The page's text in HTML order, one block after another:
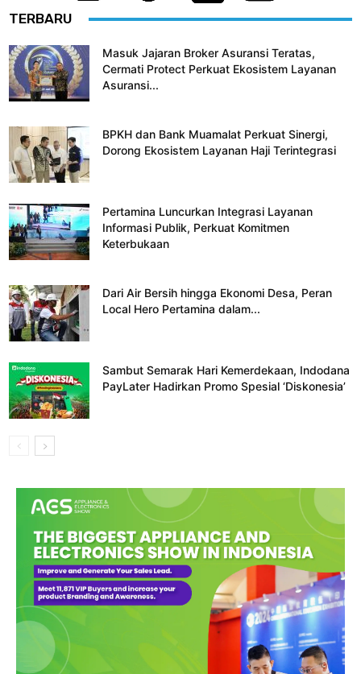
TERBARU
Masuk Jajaran Broker Asuransi Teratas,
Cermati Protect Perkuat Ekosistem Layanan
Asuransi...
BPKH dan Bank Muamalat Perkuat Sinergi,
Dorong Ekosistem Layanan Haji Terintegrasi
Pertamina Luncurkan Integrasi Layanan
Informasi Publik, Perkuat Komitmen
Keterbukaan
Dari Air Bersih hingga Ekonomi Desa, Peran
Local Hero Pertamina dalam...
Sambut Semarak Hari Kemerdekaan, Indodana
PayLater Hadirkan Promo Spesial ‘Diskonesia’